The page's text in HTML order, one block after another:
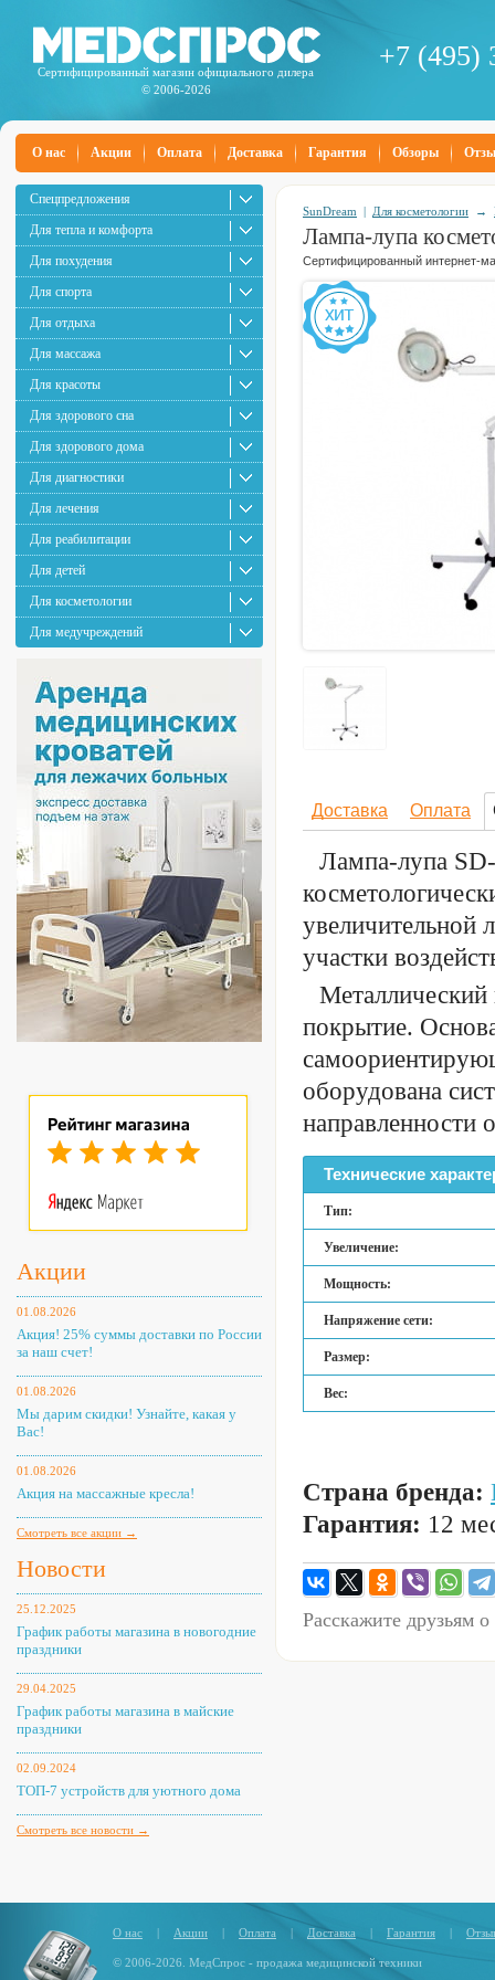
Сертифицированный магазин официального дилера
© 2006-2026
+7 (495)
О нас Акции Оплата Доставка Гарантия Обзоры
Спецпредложения
Для тепла и комфорта
Для похудения
Для спорта
Для отдыха
Для массажа
Для красоты
Для здорового сна
Для здорового дома
Для диагностики
Для лечения
Для реабилитации
Для детей
Для косметологии
Для медучреждений
Акции
01.08.2026
Акция! 25% суммы доставки по России
за наш счет!
01.08.2026
Мы дарим скидки! Узнайте, какая у
Вас!
01.08.2026
Акция на массажные кресла!
Смотреть все акции →
Новости
25.12.2025
График работы магазина в новогодние
праздники
29.04.2025
График работы магазина в майские
праздники
02.09.2024
ТОП-7 устройств для уютного дома
Смотреть все новости →
SunDream | Для косметологии →
Лампа-лупа
Сертифицированный интернет-
Доставка Оплата
Лампа-лупа
увеличительной
участки
Металлический
покрытие.
оборудована
направленности
Технические
Тип:
Увеличение:
Мощность:
Напряжение сети:
Размер:
Вес:
Страна бренда:
Гарантия: 12
Расскажите друзьям
О нас | Акции | Оплата | Доставка | Гарантия |
© 2006-2026. МедСпрос - продажа медицинской техники